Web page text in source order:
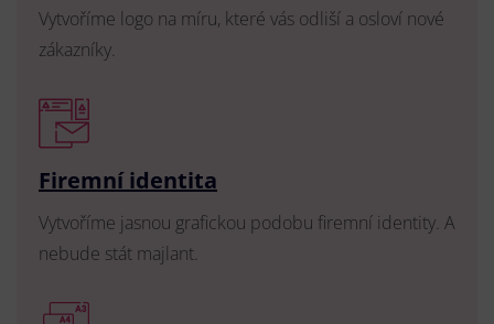
Vytvoříme logo na míru, které vás odliší a osloví nové
zákazníky.
Firemní identita
Vytvoříme jasnou grafickou podobu firemní identity. A
nebude stát majlant.